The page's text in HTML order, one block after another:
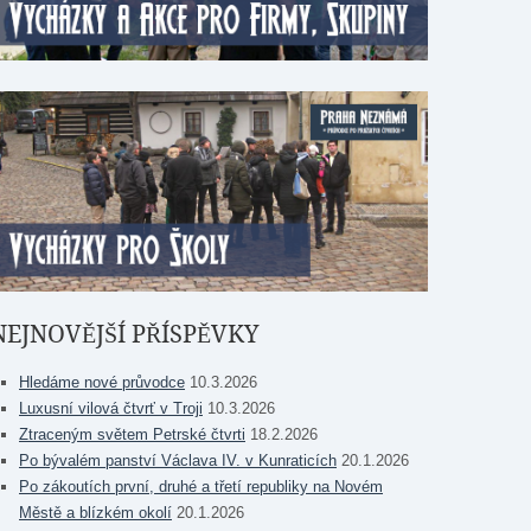
PŘÍSPĚVKY
Hledáme nové průvodce 10.3.2026
Luxusní vilová čtvrť v Troji 10.3.2026
Ztraceným světem Petrské čtvrti 18.2.2026
Po bývalém panství Václava IV. v Kunraticích 20.1.2026
Po zákoutích první, druhé a třetí republiky na Novém
Městě a blízkém okolí 20.1.2026